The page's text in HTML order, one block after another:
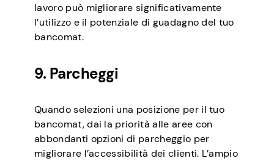
lavoro può migliorare significativamente
l’utilizzo e il potenziale di guadagno del tuo
bancomat.
9. Parcheggi
Quando selezioni una posizione per il tuo
bancomat, dai la priorità alle aree con
abbondanti opzioni di parcheggio per
migliorare l’accessibilità dei clienti. L’ampio